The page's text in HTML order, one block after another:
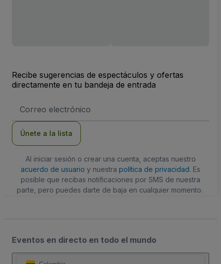
Recibe sugerencias de espectáculos y ofertas
directamente en tu bandeja de entrada
de
Únete a la lista
Al iniciar sesión o crear una cuenta, aceptas nuestro
acuerdo de usuario y nuestra política de privacidad. Es
posible que recibas notificaciones por SMS de nuestra
parte, pero puedes darte de baja en cualquier momento.
Eventos en directo en todo el mundo